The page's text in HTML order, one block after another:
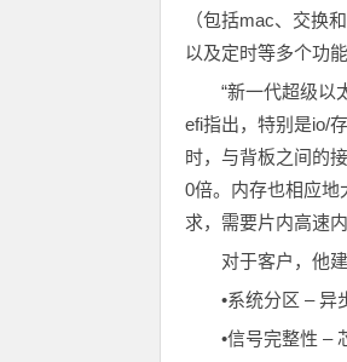
（包括mac、交换
以及定时等多个功能
“新一代超级以
efi指出，特别是io/
时，与背板之间的
0倍。内存也相应地
求，需要片内高速
对于客户，他
•系统分区 – 异
•信号完整性 –